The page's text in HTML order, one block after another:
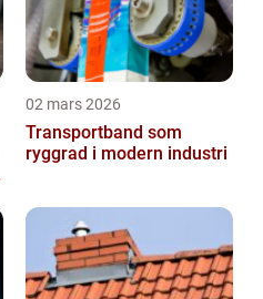
02 mars 2026
Transportband som
ryggrad i modern industri